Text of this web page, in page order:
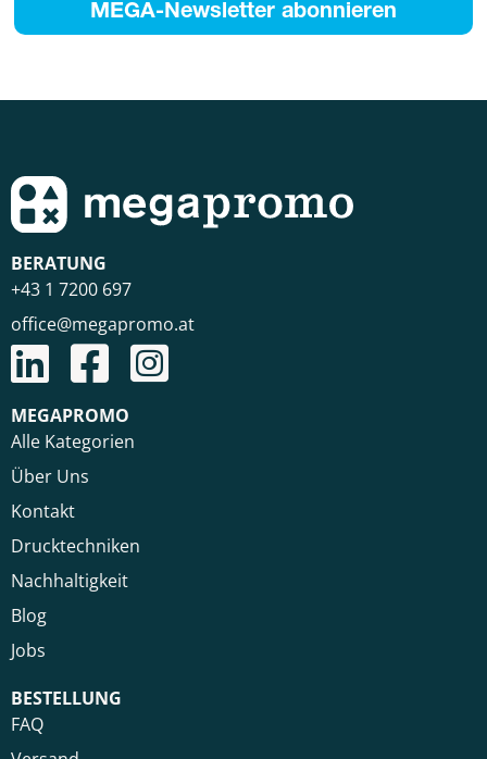
MEGA-Newsletter abonnieren
BERATUNG
+43 1 7200 697
office@megapromo.at
MEGAPROMO
Alle Kategorien
Über Uns
Kontakt
Drucktechniken
Nachhaltigkeit
Blog
Jobs
BESTELLUNG
FAQ